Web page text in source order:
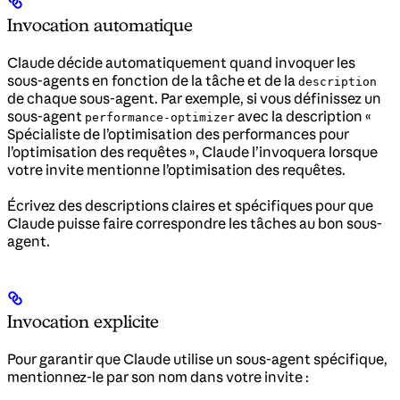
Invocation automatique
Claude décide automatiquement quand invoquer les
sous-agents en fonction de la tâche et de la description
de chaque sous-agent. Par exemple, si vous définissez un
sous-agent performance-optimizer avec la description «
Spécialiste de l’optimisation des performances pour
l’optimisation des requêtes », Claude l’invoquera lorsque
votre invite mentionne l’optimisation des requêtes.
Écrivez des descriptions claires et spécifiques pour que
Claude puisse faire correspondre les tâches au bon sous-
agent.
Invocation explicite
Pour garantir que Claude utilise un sous-agent spécifique,
mentionnez-le par son nom dans votre invite :